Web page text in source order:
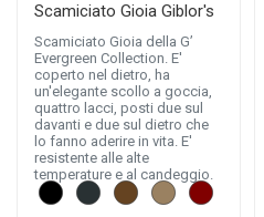
Scamiciato Gioia Giblor's
Scamiciato Gioia della G’
Evergreen Collection. E'
coperto nel dietro, ha
un'elegante scollo a goccia,
quattro lacci, posti due sul
davanti e due sul dietro che
lo fanno aderire in vita. E'
resistente alle alte
temperature e al candeggio.